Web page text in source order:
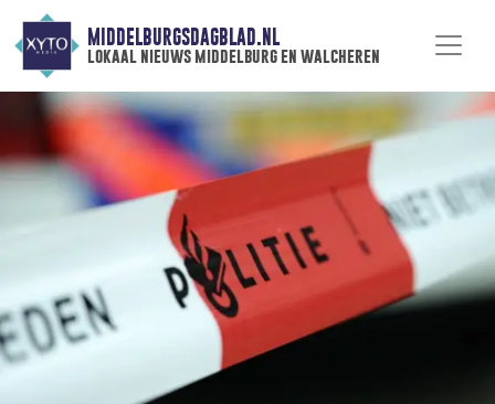
MIDDELBURGSDAGBLAD.NL
lokaal nieuws middelburg en walcheren